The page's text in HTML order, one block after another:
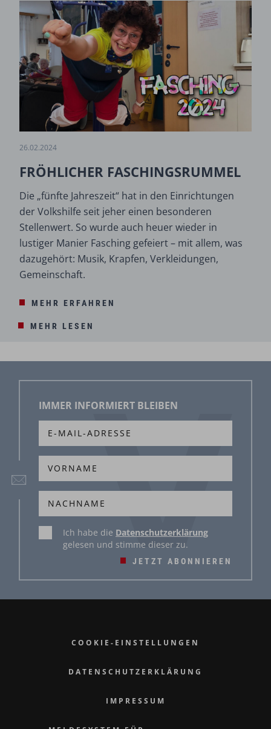
26.02.2024
FRÖHLICHER FASCHINGSRUMMEL
Die „fünfte Jahreszeit“ hat in den Einrichtungen
der Volkshilfe seit jeher einen besonderen
Stellenwert. So wurde auch heuer wieder in
lustiger Manier Fasching gefeiert – mit allem, was
dazugehört: Musik, Krapfen, Verkleidungen,
Gemeinschaft.
MEHR ERFAHREN
MEHR LESEN
IMMER INFORMIERT BLEIBEN
JETZT ABONNIEREN
Ich habe die Datenschutzerklärung
gelesen und stimme dieser zu.
COOKIE-EINSTELLUNGEN
DATENSCHUTZERKLÄRUNG
IMPRESSUM